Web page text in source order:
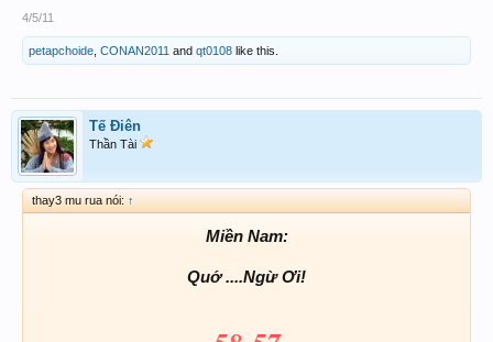
4/5/11
petapchoide CONAN2011 and qt0108 like this.
Tế Điên
Thần Tài
thay3 mu rua nói: ↑
Miền Nam:
Quớ ....Ngừ Ơi!